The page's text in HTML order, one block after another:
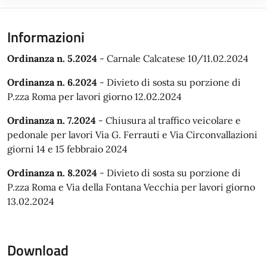
Informazioni
Ordinanza n. 5.2024 - Carnale Calcatese 10/11.02.2024
Ordinanza n. 6.2024 - Divieto di sosta su porzione di
P.zza Roma per lavori giorno 12.02.2024
Ordinanza n. 7.2024 - Chiusura al traffico veicolare e
pedonale per lavori Via G. Ferrauti e Via Circonvallazioni
giorni 14 e 15 febbraio 2024
Ordinanza n. 8.2024 - Divieto di sosta su porzione di
P.zza Roma e Via della Fontana Vecchia per lavori giorno
13.02.2024
Download